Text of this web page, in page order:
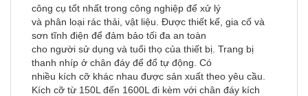
công cụ tốt nhất trong công nghiệp để xử lý
và phân loại rác thải, vật liệu. Được thiết kế, gia cố và
sơn tĩnh điện để đảm bảo tối đa an toàn
cho người sử dụng và tuổi thọ của thiết bị. Trang bị
thanh nhíp ở chân đáy để đổ tự động. Có
nhiều kích cỡ khác nhau được sản xuất theo yêu cầu.
Kích cỡ từ 150L đến 1600L đi kèm với chân đáy kích